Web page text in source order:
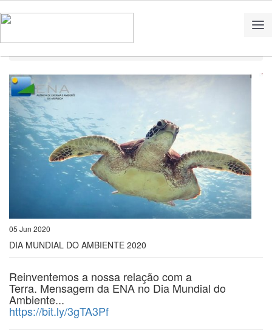
05 Jun 2020
DIA MUNDIAL DO AMBIENTE 2020
Reinventemos a nossa relação com a
Terra. Mensagem da ENA no Dia Mundial do
Ambiente...
https://bit.ly/3gTA3Pf